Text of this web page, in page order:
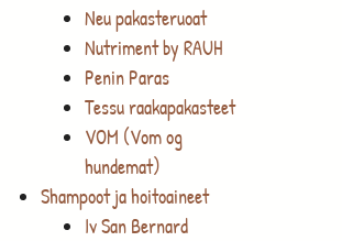
Neu pakasteruoat
Nutriment by RAUH
Penin Paras
Tessu raakapakasteet
VOM (Vom og
hundemat)
Shampoot ja hoitoaineet
Iv San Bernard